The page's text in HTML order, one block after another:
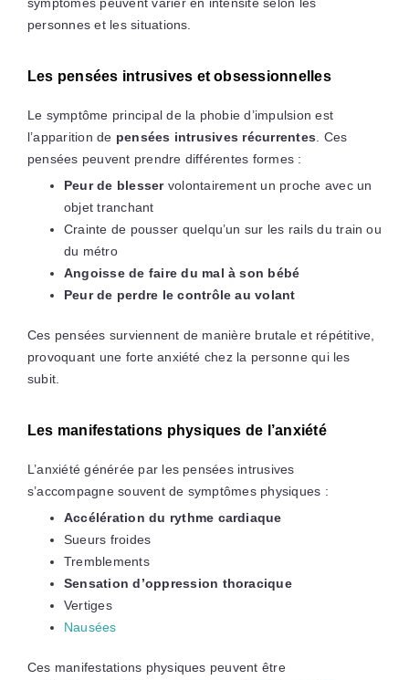
personnes et les situations.
Les pensées intrusives et obsessionnelles
Le symptôme principal de la phobie d’impulsion est
l’apparition de pensées intrusives récurrentes . Ces
pensées peuvent prendre différentes formes :
Peur de blesservolontairement un proche avec un
objet tranchant
Crainte de pousser quelqu’un sur les rails du train ou
du métro
Angoisse de faire du mal à son bébé
Peur de perdre le contrôle au volant
Ces pensées surviennent de manière brutale et répétitive,
provoquant une forte anxiété chez la personne qui les
subit.
Les manifestations physiques de l’anxiété
L’anxiété générée par les pensées intrusives
s’accompagne souvent de symptômes physiques :
Accélération du rythme cardiaque
Sueurs froides
Tremblements
Sensation d’oppression thoracique
Vertiges
Nausées
Ces manifestations physiques peuvent être